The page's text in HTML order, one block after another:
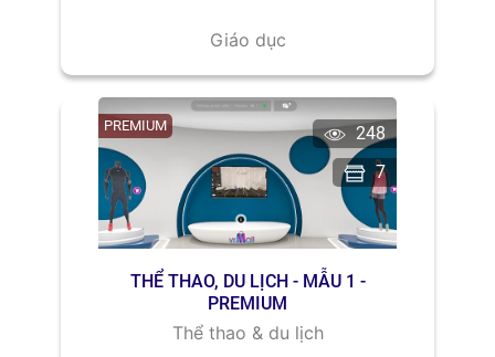
Giáo dục
248
7
PREMIUM
THỂ THAO, DU LỊCH - MẪU 1 -
PREMIUM
Thể thao & du lịch